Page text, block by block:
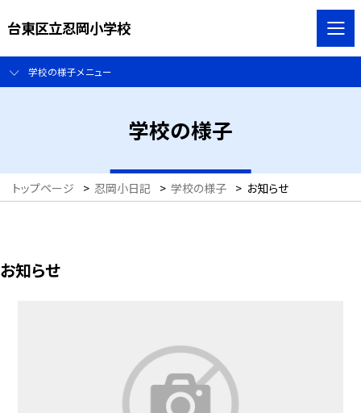
台東区立忍岡小学校
学校の様子メニュー
学校の様子
トップページ > 忍岡小日記 > 学校の様子 > お知らせ
お知らせ